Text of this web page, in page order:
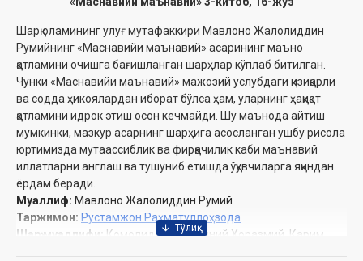
Шарқ оламининг улуғ мутафаккири Мавлоно Жалолиддин
Румийнинг «Маснавийи маънавий» асарининг маъно
қатламини очишга бағишланган шарҳлар кўплаб битилган.
Чунки «Маснавийи маънавий» мажозий услубдаги қизиқарли
ва содда ҳикоялардан иборат бўлса ҳам, уларнинг ҳақиқат
қатламини идрок этиш осон кечмайди. Шу маънода айтиш
мумкинки, мазкур асарнинг шарҳига асосланган ушбу рисола
юртимизда мутаассиблик ва фирқачилик каби маънавий
иллатларни англаш ва тушуниб етишда ўқувчиларга яқиндан
ёрдам беради.
Муаллиф: Мавлоно Жалолиддин Румий
Таржимон: Рустамжон Раҳматуллоҳзода
Шарҳ муаллифи: Комолиддин Ҳусайний Хоразмий, Карим